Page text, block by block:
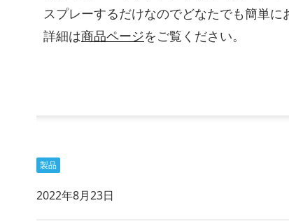
スプレーするだけなのでどなたでも簡単に
詳細は商品ページをご覧ください。
製品
2022年8月23日